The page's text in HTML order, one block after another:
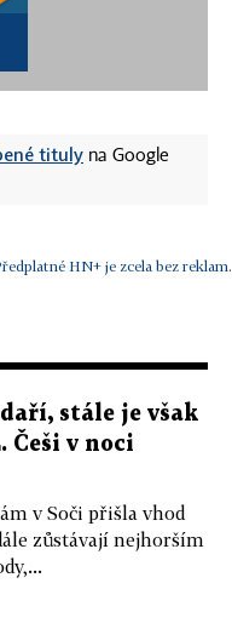
tituly na Google
HN+ je zcela bez reklam.
stále je však
Češi v noci
v Soči přišla vhod
zůstávají nejhorším